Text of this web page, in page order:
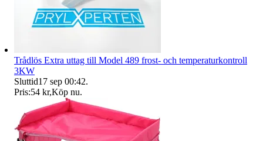
Trådlös Extra uttag till Model 489 frost- och temperaturkontroll
3KW
Sluttid17 sep 00:42.
Pris:54 kr,Köp nu.